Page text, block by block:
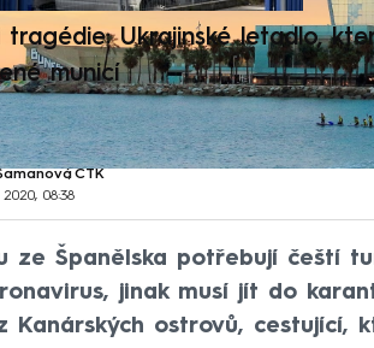
tragédie: Ukrajinské letadlo,
municí
, ČTK
08:38
ze Španělska potřebují čeští
jinak musí jít do
Kanárských ostrovů, cestující,